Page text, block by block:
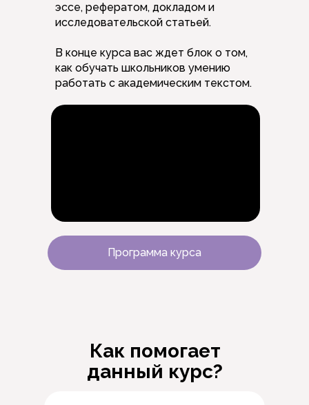
эссе, рефератом, докладом и
исследовательской статьей.
В конце курса вас ждет блок о том,
как обучать школьников умению
работать с академическим текстом.
Программа курса
Как помогает
данный курс?